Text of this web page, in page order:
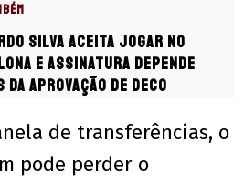
Silva aceita jogar no
e assinatura depende
da aprovação de Deco
de transferências, o
pode perder o